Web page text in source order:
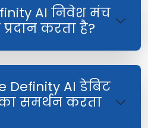
AI निवेश मंच
करता है?
AI डेबिट
समर्थन करता